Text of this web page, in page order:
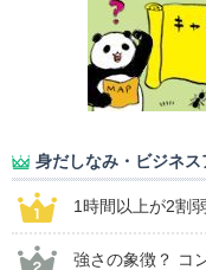
身だしなみ・ビジネ
1時間以上が2割
強さの象徴？ コ